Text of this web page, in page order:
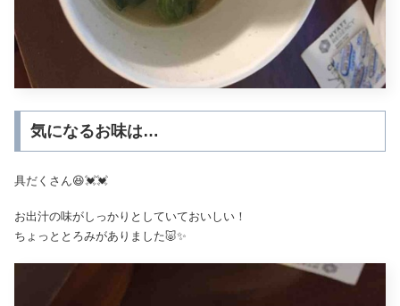
気になるお味は…
具だくさん😆💓💓
お出汁の味がしっかりとしていておいしい！
ちょっととろみがありました🐷✨